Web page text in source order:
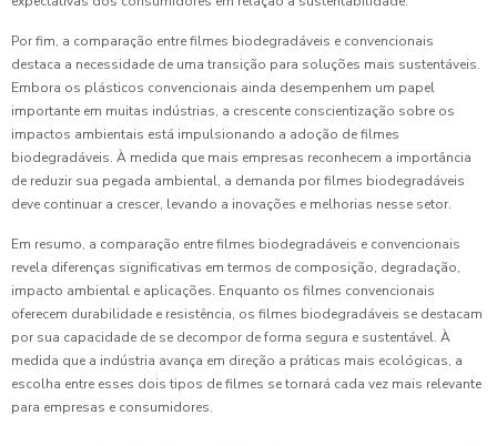
Por fim, a comparação entre filmes biodegradáveis e convencionais
destaca a necessidade de uma transição para soluções mais sustentáveis.
Embora os plásticos convencionais ainda desempenhem um papel
importante em muitas indústrias, a crescente conscientização sobre os
impactos ambientais está impulsionando a adoção de filmes
biodegradáveis. À medida que mais empresas reconhecem a importância
de reduzir sua pegada ambiental, a demanda por filmes biodegradáveis
deve continuar a crescer, levando a inovações e melhorias nesse setor.
Em resumo, a comparação entre filmes biodegradáveis e convencionais
revela diferenças significativas em termos de composição, degradação,
impacto ambiental e aplicações. Enquanto os filmes convencionais
oferecem durabilidade e resistência, os filmes biodegradáveis se destacam
por sua capacidade de se decompor de forma segura e sustentável. À
medida que a indústria avança em direção a práticas mais ecológicas, a
escolha entre esses dois tipos de filmes se tornará cada vez mais relevante
para empresas e consumidores.